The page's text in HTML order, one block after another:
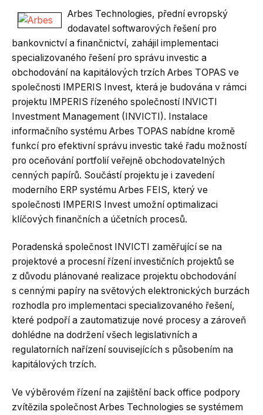
Arbes Technologies, přední evropský
dodavatel softwarových řešení pro
bankovnictví a finančnictví, zahájil implementaci
specializovaného řešení pro správu investic a
obchodování na kapitálových trzích Arbes TOPAS ve
společnosti IMPERIS Invest, která je budována v rámci
projektu IMPERIS řízeného společností INVICTI
Investment Management (INVICTI). Instalace
informačního systému Arbes TOPAS nabídne kromě
funkcí pro efektivní správu investic také řadu možností
pro oceňování portfolií veřejně obchodovatelných
cenných papírů. Součástí projektu je i zavedení
moderního ERP systému Arbes FEIS, který ve
společnosti IMPERIS Invest umožní optimalizaci
klíčových finančních a účetních procesů.
Poradenská společnost INVICTI zaměřující se na
projektové a procesní řízení investičních projektů se
z důvodu plánované realizace projektu obchodování
s cennými papíry na světových elektronických burzách
rozhodla pro implementaci specializovaného řešení,
které podpoří a zautomatizuje nové procesy a zároveň
dohlédne na dodržení všech legislativních a
regulatorních nařízení souvisejících s působením na
kapitálových trzích.
Ve výběrovém řízení na zajištění back office podpory
zvítězila společnost Arbes Technologies se systémem